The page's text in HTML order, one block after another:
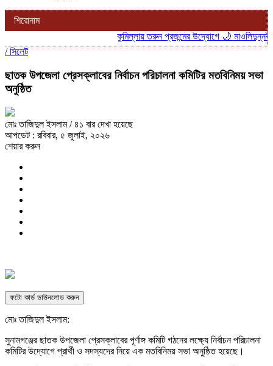
শিরোনাম
কুমিল্লায় তরুন প্রজন্মের উদ্যোগে 🌙
/সিলেট
ছাতক উপজেলা প্রেসক্লাবের নির্বাচন পরিচালনা কমিটির মতবিনিময় সভা
অনুষ্ঠিত
মোঃ তাজিদুল ইসলাম/ ৪১ বার দেখা হয়েছে
আপডেট : রবিবার, ৫ জুলাই, ২০২৬
শেয়ার করুন
ফটো কার্ড ডাউনলোড করুন
মোঃ তাজিদুল ইসলাম:
সুনামগঞ্জের ছাতক উপজেলা প্রেসক্লাবের পূর্ণাঙ্গ কমিটি গঠনের লক্ষ্যে নির্বাচন পরিচালনা
কমিটির উদ্যোগে প্রার্থী ও সদস্যদের নিয়ে এক মতবিনিময় সভা অনুষ্ঠিত হয়েছে।